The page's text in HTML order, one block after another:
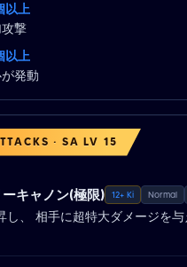
以上
撃
以上
発動
· SA LV 15
ーキャノン(極限) 12+ Ki Normal
し、 相手に超特大ダメージを